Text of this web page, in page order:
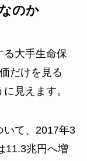
のか
る大手生命保
だけを見る
見えます。
いて、2017年3
11.3兆円へ増